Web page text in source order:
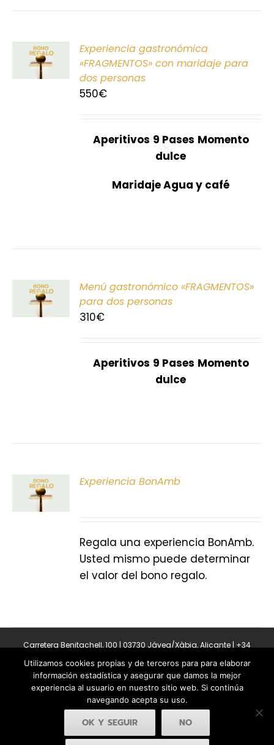
Experiencia gastronómica
«FRAGMENTOS» con maridaje para
dos personas
550€
Aperitivos 9 Pases Momento
dulce
Maridaje Agua y café
Menú gastronómico «FRAGMENTOS»
para dos personas
310€
Aperitivos 9 Pases Momento
dulce
Experiencia BonAmb
Regala una experiencia BonAmb.
Usted mismo puede determinar
el valor del bono regalo.
Carretera Benitachell, 100 | 03730 Jávea/Xàbia, Alicante | +34
Copyright 2011-2026 BonAmb Restaurant | All Rights Reserved |
Política de privacidad|Powered by Insertcom
Utilizamos cookies propias y de terceros para para elaborar
información estadística y asegurar que damos la mejor
experiencia al usuario en nuestro sitio web. Si continúa
navegando acepta su uso.
OK Y SEGUIR NO